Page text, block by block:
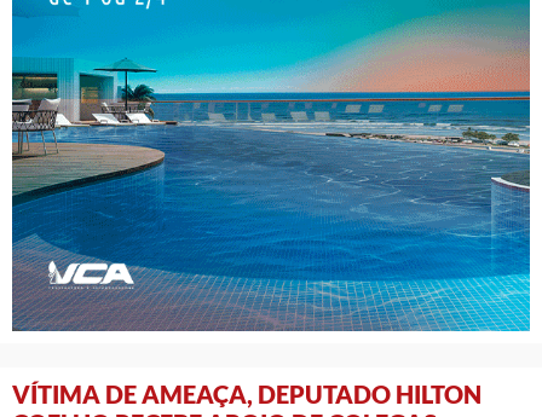
VÍTIMA DE AMEAÇA, DEPUTADO HILTON